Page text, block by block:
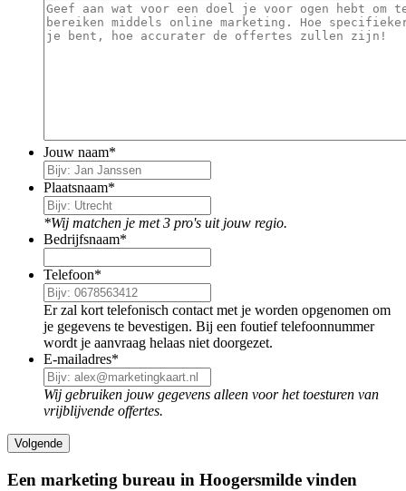
Jouw naam*
Plaatsnaam*
*Wij matchen je met 3 pro's uit jouw regio.
Bedrijfsnaam*
Telefoon*
Er zal kort telefonisch contact met je worden opgenomen om
je gegevens te bevestigen. Bij een foutief telefoonnummer
wordt je aanvraag helaas niet doorgezet.
E-mailadres*
Wij gebruiken jouw gegevens alleen voor het toesturen van
vrijblijvende offertes.
Een marketing bureau in Hoogersmilde vinden